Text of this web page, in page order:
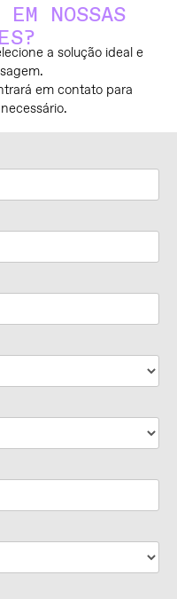
NOSSAS
a solução ideal e
em contato para